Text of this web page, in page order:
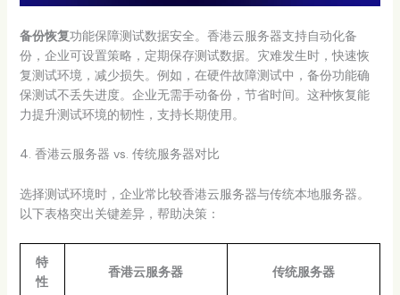
备份恢复功能保障测试数据安全。香港云服务器支持自动化备
份，企业可设置策略，定期保存测试数据。灾难发生时，快速恢
复测试环境，减少损失。例如，在硬件故障测试中，备份功能确
保测试不丢失进度。企业无需手动备份，节省时间。这种恢复能
力提升测试环境的韧性，支持长期使用。
4. 香港云服务器 vs. 传统服务器对比
选择测试环境时，企业常比较香港云服务器与传统本地服务器。
以下表格突出关键差异，帮助决策：
特
性
香港云服务器 传统服务器